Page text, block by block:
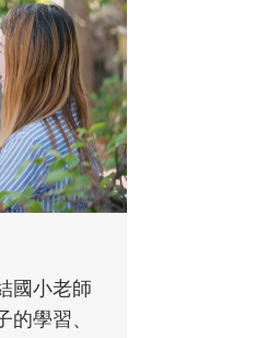
男人│讀
！男人總是
體驗中，跟
安全感的肢
色認同及解
正嘗試用不
重要的成長